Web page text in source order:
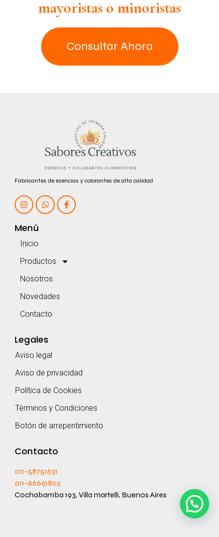
mayoristas o minoristas
Consultar Ahora
Fabricantes de esencias y colorantes de alta calidad
Menú
Inicio
Productos
Nosotros
Novedades
Contacto
Legales
Aviso legal
Aviso de privacidad
Política de Cookies
Términos y Condiciones
Botón de arrepentimiento
Contacto
011-58751631
011-66691802
Cochabamba 193, Villa martelli, Buenos Aires